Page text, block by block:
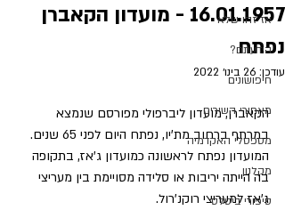
אז זהו שלא
הידעתם?
חיפושונים
מאחורי השירים
מספסלי האקדמיה
מקלנון
סיפורי ביטלס
16.01.1957 - מועדון הקאברן
נפתח
עודכן: 26 בינו׳ 2022
הקאברן, מועדון ליברפולי מפורסם שנמצא
במרתף ברחוב מת'יו, נפתח היום לפני 65 שנים.
המועדון נפתח לראשונה כמועדון ג'אז, בתקופה
בה הייתה יריבות או סלידה מסויימת בין מעריצי
ג'אז למעריצי רוקנ'רול.